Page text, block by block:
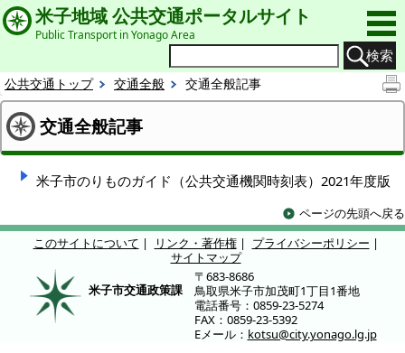
米子地域 公共交通ポータルサイト
Public Transport in Yonago Area
検索
公共交通トップ 交通全般 交通全般記事
交通全般記事
米子市のりものガイド（公共交通機関時刻表）2021年度版
ページの先頭へ戻る
このサイトについて | リンク・著作権 | プライバシーポリシー |
サイトマップ
米子市交通政策課
〒683-8686
鳥取県米子市加茂町1丁目1番地
電話番号：0859-23-5274
FAX：0859-23-5392
Eメール： kotsu@city.yonago.lg.jp